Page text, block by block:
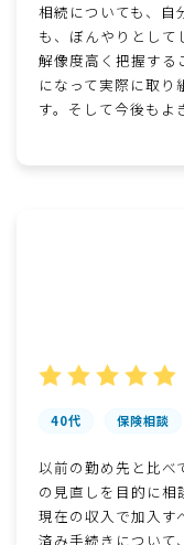
相続についても、自
も、ぼんやりとして
解像度高く把握する
になって実際に取り
す。そして今後もよ
40代 保険相談
以前の勤め先と比べ
の見直しを目的に相
現在の収入で加入す
済み手続きについて